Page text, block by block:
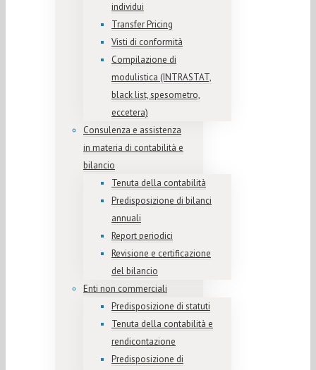
individui
Transfer Pricing
Visti di conformità
Compilazione di
modulistica (INTRASTAT,
black list, spesometro,
eccetera)
Consulenza e assistenza
in materia di contabilità e
bilancio
Tenuta della contabilità
Predisposizione di bilanci
annuali
Report periodici
Revisione e certificazione
del bilancio
Enti non commerciali
Predisposizione di statuti
Tenuta della contabilità e
rendicontazione
Predisposizione di